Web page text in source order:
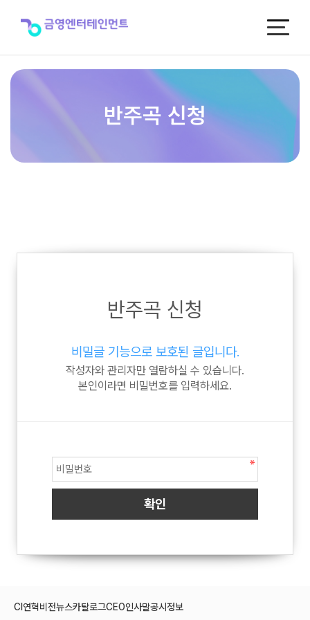
반주곡 신청
반주곡 신청
비밀글 기능으로 보호된 글입니다.
작성자와 관리자만 열람하실 수 있습니다.
본인이라면 비밀번호를 입력하세요.
CI 연혁비전뉴스카탈로그CEO인사말공시정보